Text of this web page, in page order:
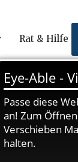
Rat & Hilfe